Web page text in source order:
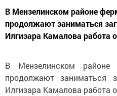
В Мензелинском районе
продолжают заниматься
Илгизара Камалова работа
В Мензелинском
продолжают заниматься
Илгизара Камалова работа